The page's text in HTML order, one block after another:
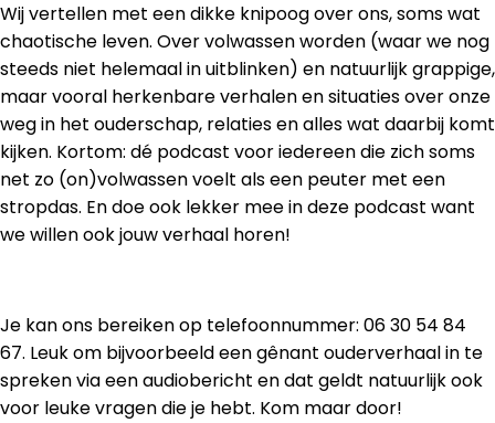
Wij vertellen met een dikke knipoog over ons, soms wat
chaotische leven. Over volwassen worden (waar we nog
steeds niet helemaal in uitblinken) en natuurlijk grappige,
maar vooral herkenbare verhalen en situaties over onze
weg in het ouderschap, relaties en alles wat daarbij komt
kijken. Kortom: dé podcast voor iedereen die zich soms
net zo (on)volwassen voelt als een peuter met een
stropdas. En doe ook lekker mee in deze podcast want
we willen ook jouw verhaal horen!
Je kan ons bereiken op telefoonnummer: 06 30 54 84
67. Leuk om bijvoorbeeld een gênant ouderverhaal in te
spreken via een audiobericht en dat geldt natuurlijk ook
voor leuke vragen die je hebt. Kom maar door!